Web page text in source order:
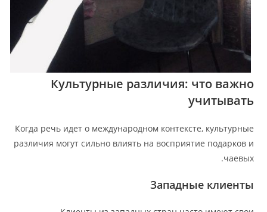
Культурные различия: что важно
учитывать
Когда речь идет о международном контексте, культурные
различия могут сильно влиять на восприятие подарков и
чаевых.
Западные клиенты